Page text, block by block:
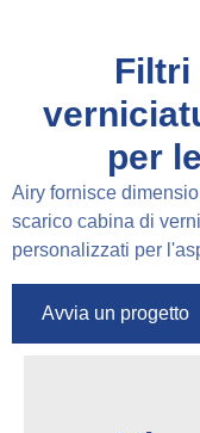
Filtri
per
Airy fornisce
scarico cabina di
personalizzati per
Avvia un progetto